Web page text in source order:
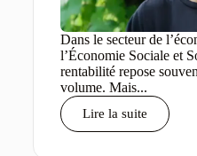
Dans le secteur de
l’Économie Sociale et
rentabilité repose
volume. Mais...
Lire la suite